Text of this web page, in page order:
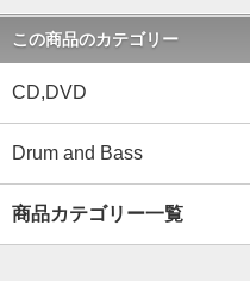
この商品のカテゴリー
CD,DVD
Drum and Bass
商品カテゴリー一覧